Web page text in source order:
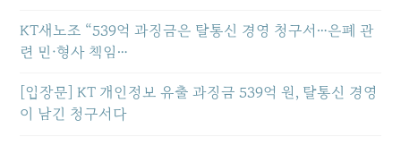
KT새노조 “539억 과징금은 탈통신 경영 청구서…은폐 관
련 민·형사 책임…
[입장문] KT 개인정보 유출 과징금 539억 원, 탈통신 경영
이 남긴 청구서다